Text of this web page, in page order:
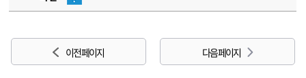
이전 페이지 다음 페이지